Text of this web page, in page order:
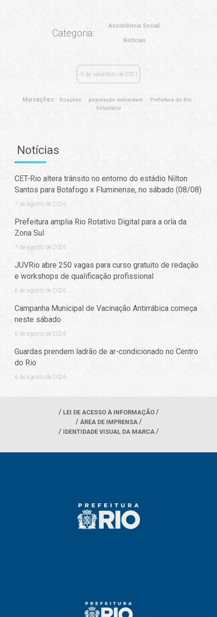
Categoria:
Assistência Social
Notícias
9 de setembro de 2021
Marcações: Doações população vulnerável
Prefeitura do Rio
Voluntário
Notícias
CET-Rio altera trânsito no entorno do estádio Nilton
Santos para Botafogo x Fluminense, no sábado (08/08)
7 de agosto de 2026
Prefeitura amplia Rio Rotativo Digital para a orla da
Zona Sul
7 de agosto de 2026
JUVRio abre 250 vagas para curso gratuito de redação
e workshops de qualificação profissional
6 de agosto de 2026
Campanha Municipal de Vacinação Antirrábica começa
neste sábado
6 de agosto de 2026
Guardas prendem ladrão de ar-condicionado no Centro
do Rio
6 de agosto de 2026
LEI DE ACESSO À INFORMAÇÃO
ÁREA DE IMPRENSA
IDENTIDADE VISUAL DA MARCA